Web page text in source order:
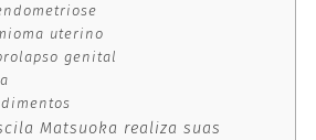
uterino
genital
Matsuoka realiza suas